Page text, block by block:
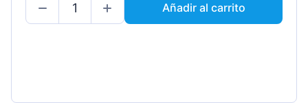
Añadir al carrito